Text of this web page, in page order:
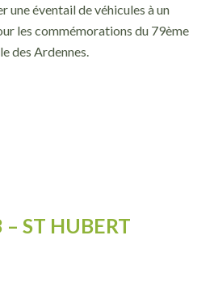
une éventail de véhicules à un
les commémorations du 79ème
des Ardennes.
ST HUBERT